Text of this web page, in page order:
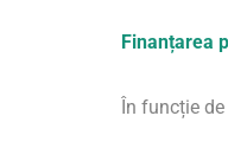
Finanțarea
În funcție